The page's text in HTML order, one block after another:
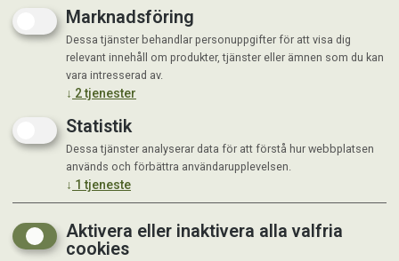
RESERVDELAR SPETSAR TILL RIDHUSHARV INKL
Marknadsföring
Dessa tjänster behandlar personuppgifter för att visa dig
relevant innehåll om produkter, tjänster eller ämnen som du kan
vara intresserad av.
↓ 2tjenester
Statistik
Dessa tjänster analyserar data för att förstå hur webbplatsen
används och förbättra användarupplevelsen.
↓ 1 tjeneste
Aktivera eller inaktivera alla valfria
cookies